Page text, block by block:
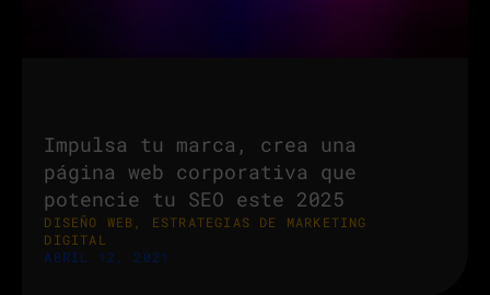
Impulsa tu marca, crea una
página web corporativa que
potencie tu SEO este 2025
DISEÑO WEB
ESTRATEGIAS DE MARKETING
DIGITAL
ABRIL 12, 2021